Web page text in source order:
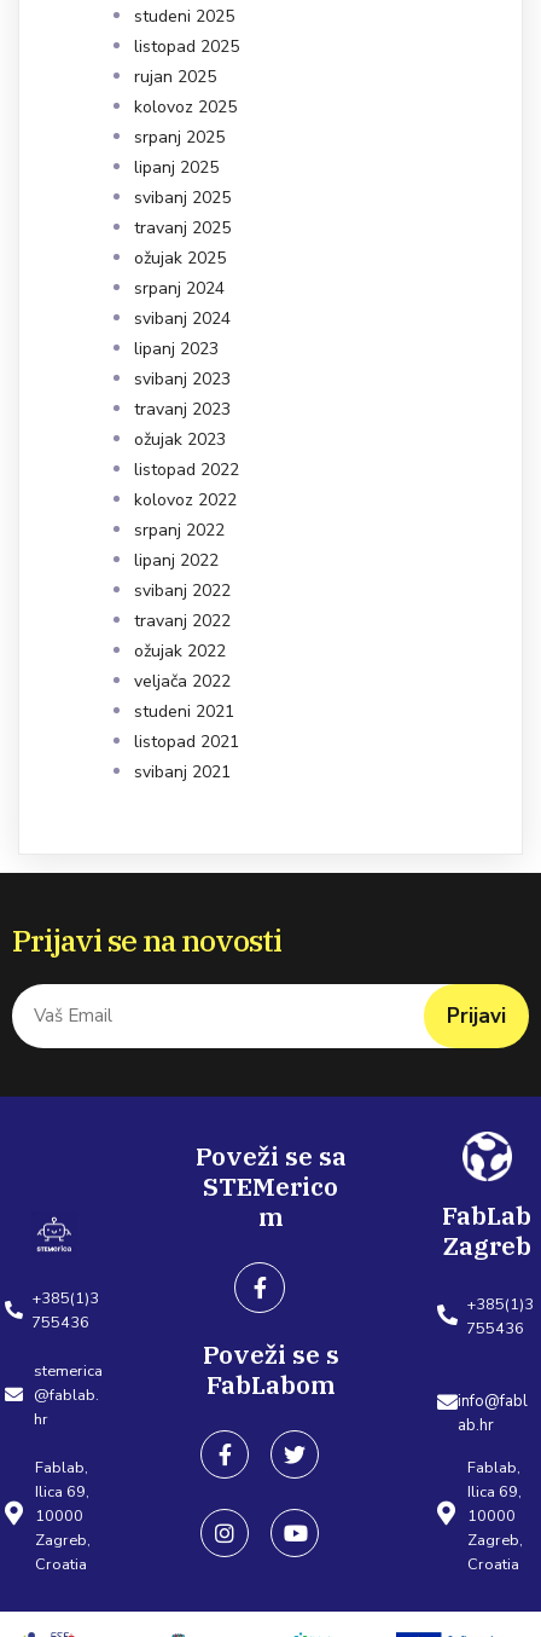
studeni 2025
listopad 2025
rujan 2025
kolovoz 2025
srpanj 2025
lipanj 2025
svibanj 2025
travanj 2025
ožujak 2025
srpanj 2024
svibanj 2024
lipanj 2023
svibanj 2023
travanj 2023
ožujak 2023
listopad 2022
kolovoz 2022
srpanj 2022
lipanj 2022
svibanj 2022
travanj 2022
ožujak 2022
veljača 2022
studeni 2021
listopad 2021
svibanj 2021
Prijavi se na novosti
Prijavi
+385(1)3
755436
stemerica
@fablab.
hr
Fablab,
Ilica 69,
10000
Zagreb,
Croatia
Poveži se sa
STEMerico
m
Poveži se s
FabLabom
FabLab
Zagreb
+385(1)3
755436
info@fabl
ab.hr
Fablab,
Ilica 69,
10000
Zagreb,
Croatia